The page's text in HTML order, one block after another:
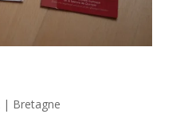
| Bretagne